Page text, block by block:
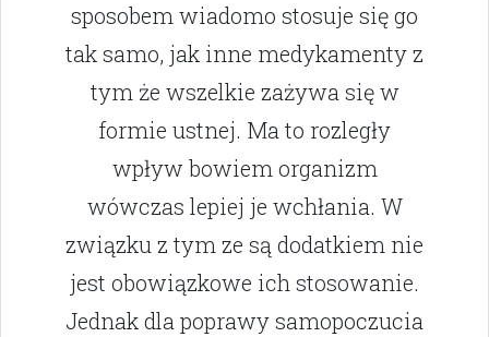
sposobem wiadomo stosuje się go
tak samo, jak inne medykamenty z
tym że wszelkie zażywa się w
formie ustnej. Ma to rozległy
wpływ bowiem organizm
wówczas lepiej je wchłania. W
związku z tym ze są dodatkiem nie
jest obowiązkowe ich stosowanie.
Jednak dla poprawy samopoczucia